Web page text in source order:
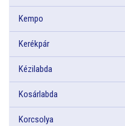
Kempo
Kerékpár
Kézilabda
Kosárlabda
Korcsolya